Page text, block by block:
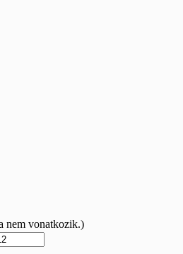
nem vonatkozik.)